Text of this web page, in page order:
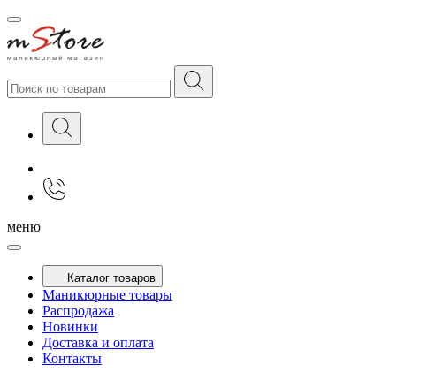
меню
Каталог товаров
Маникюрные товары
Распродажа
Новинки
Доставка и оплата
Контакты